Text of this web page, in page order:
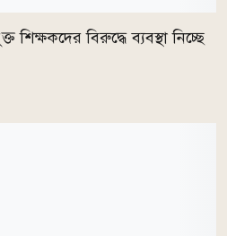
শিক্ষকদের বিরুদ্ধে ব্যবস্থা নিচ্ছে